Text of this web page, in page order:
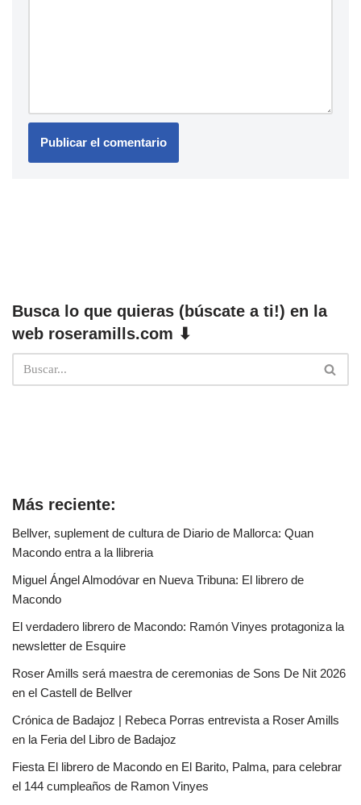
Busca lo que quieras (búscate a ti!) en la
web roseramills.com ⬇
Más reciente:
Bellver, suplement de cultura de Diario de Mallorca: Quan
Macondo entra a la llibreria
Miguel Ángel Almodóvar en Nueva Tribuna: El librero de
Macondo
El verdadero librero de Macondo: Ramón Vinyes protagoniza la
newsletter de Esquire
Roser Amills será maestra de ceremonias de Sons De Nit 2026
en el Castell de Bellver
Crónica de Badajoz | Rebeca Porras entrevista a Roser Amills
en la Feria del Libro de Badajoz
Fiesta El librero de Macondo en El Barito, Palma, para celebrar
el 144 cumpleaños de Ramon Vinyes